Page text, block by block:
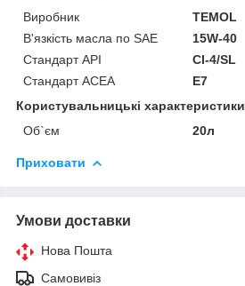
Виробник
TEMOL
В'язкість масла по SAE
15W-40
Стандарт API
CI-4/SL
Стандарт ACEA
E7
Користувальницькі характеристики
Об`єм
20л
Приховати
Умови доставки
Нова Пошта
Самовивіз